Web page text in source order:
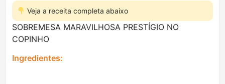
Veja a receita completa abaixo
SOBREMESA MARAVILHOSA PRESTÍGIO NO
COPINHO
Ingredientes: